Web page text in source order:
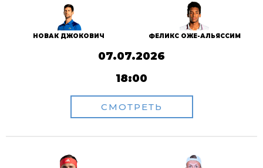
НОВАК ДЖОКОВИЧ ФЕЛИКС ОЖЕ-АЛЬЯССИМ
07.07.2026
18:00
СМОТРЕТЬ